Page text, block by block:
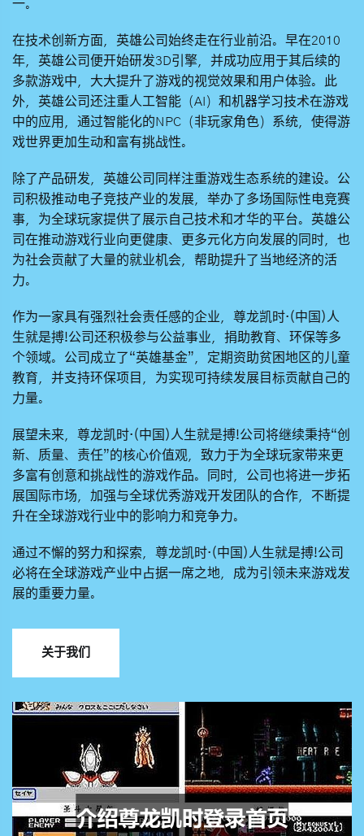
一。
在技术创新方面，英雄公司始终走在行业前沿。早在2010
年，英雄公司便开始研发3D引擎，并成功应用于其后续的
多款游戏中，大大提升了游戏的视觉效果和用户体验。此
外，英雄公司还注重人工智能（AI）和机器学习技术在游戏
中的应用，通过智能化的NPC（非玩家角色）系统，使得游
戏世界更加生动和富有挑战性。
除了产品研发，英雄公司同样注重游戏生态系统的建设。公
司积极推动电子竞技产业的发展，举办了多场国际性电竞赛
事，为全球玩家提供了展示自己技术和才华的平台。英雄公
司在推动游戏行业向更健康、更多元化方向发展的同时，也
为社会贡献了大量的就业机会，帮助提升了当地经济的活
力。
作为一家具有强烈社会责任感的企业， 尊龙凯时·(中国)人
生就是搏!公司还积极参与公益事业，捐助教育、环保等多
个领域。公司成立了“英雄基金”，定期资助贫困地区的儿童
教育，并支持环保项目，为实现可持续发展目标贡献自己的
力量。
展望未来， 尊龙凯时·(中国)人生就是搏!公司将继续秉持“创
新、质量、责任”的核心价值观，致力于为全球玩家带来更
多富有创意和挑战性的游戏作品。同时，公司也将进一步拓
展国际市场，加强与全球优秀游戏开发团队的合作，不断提
升在全球游戏行业中的影响力和竞争力。
通过不懈的努力和探索， 尊龙凯时·(中国)人生就是搏!公司
必将在全球游戏产业中占据一席之地，成为引领未来游戏发
展的重要力量。
关于我们